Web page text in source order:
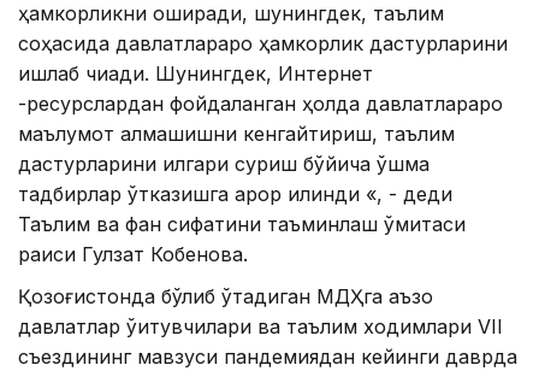
ҳамкорликни оширади, шунингдек, таълим
соҳасида давлатлараро ҳамкорлик дастурларини
ишлаб чиқади. Шунингдек, Интернет
-ресурслардан фойдаланган ҳолда давлатлараро
маълумот алмашишни кенгайтириш, таълим
дастурларини илгари суриш бўйича қўшма
тадбирлар ўтказишга қарор қилинди «, - деди
Таълим ва фан сифатини таъминлаш қўмитаси
раиси Гулзат Кобенова.
Қозоғистонда бўлиб ўтадиган МДҲга аъзо
давлатлар ўқитувчилари ва таълим ходимлари VII
съездининг мавзуси пандемиядан кейинги даврда